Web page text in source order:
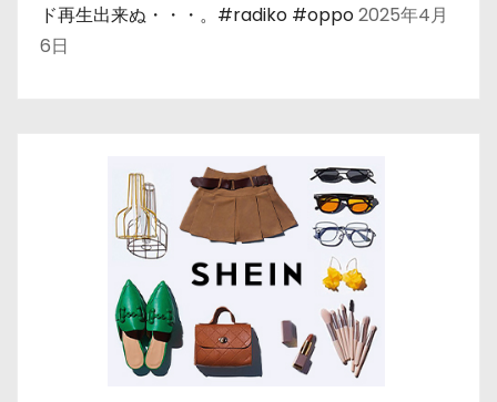
ド再生出来ぬ・・・。#radiko #oppo2025年4月
6日